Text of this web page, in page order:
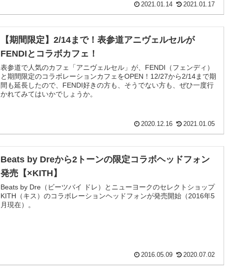
2021.01.14 2021.01.17
【期間限定】2/14まで！表参道アニヴェルセルが
FENDIとコラボカフェ！
表参道で人気のカフェ「アニヴェルセル」が、FENDI（フェンディ）
と期間限定のコラボレーションカフェをOPEN！12/27から2/14まで期
間も延長したので、FENDI好きの方も、そうでない方も、ぜひ一度行
かれてみてはいかでしょうか。
2020.12.16 2021.01.05
Beats by Dreから2トーンの限定コラボヘッドフォン
発売【×KITH】
Beats by Dre（ビーツバイ ドレ）とニューヨークのセレクトショップ
KITH（キス）のコラボレーションヘッドフォンが発売開始（2016年5
月現在）。
2016.05.09 2020.07.02